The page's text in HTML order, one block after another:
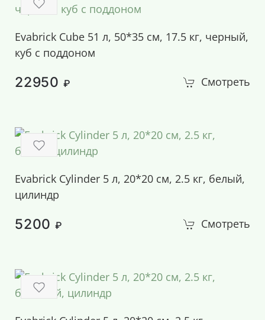
Evabrick Cube 51 л, 50*35 см, 17.5 кг, черный,
куб с поддоном
22950 ₽ Смотреть
Evabrick Cylinder 5 л, 20*20 см, 2.5 кг, белый,
цилиндр
5200 ₽ Смотреть